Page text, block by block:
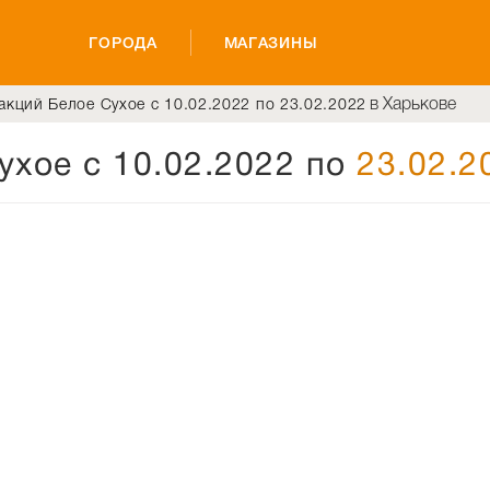
ГОРОДА МАГАЗИНЫ
Белое Сухое с 10.02.2022 по 23.02.2022 в Харькове
с 10.02.2022 по